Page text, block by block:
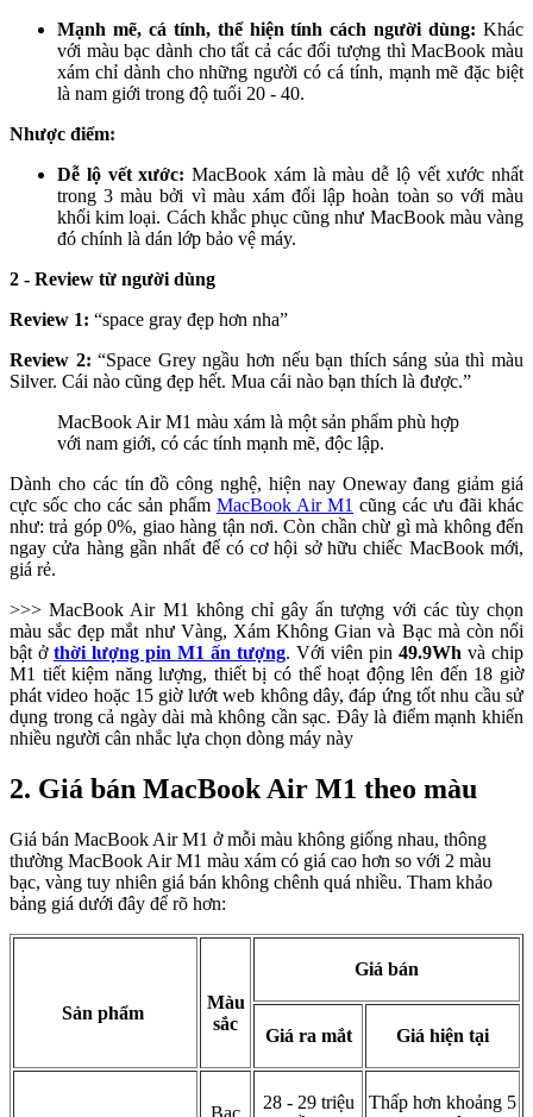
Mạnh mẽ, cá tính, thể hiện tính cách người dùng: Khác
với màu bạc dành cho tất cả các đối tượng thì MacBook màu
xám chỉ dành cho những người có cá tính, mạnh mẽ đặc biệt
là nam giới trong độ tuổi 20 - 40.
Nhược điểm:
Dễ lộ vết xước: MacBook xám là màu dễ lộ vết xước nhất
trong 3 màu bởi vì màu xám đối lập hoàn toàn so với màu
khối kim loại. Cách khắc phục cũng như MacBook màu vàng
đó chính là dán lớp bảo vệ máy.
2 - Review từ người dùng
Review 1: “space gray đẹp hơn nha”
Review 2: “Space Grey ngầu hơn nếu bạn thích sáng sủa thì màu
Silver. Cái nào cũng đẹp hết. Mua cái nào bạn thích là được.”
MacBook Air M1 màu xám là một sản phẩm phù hợp
với nam giới, có các tính mạnh mẽ, độc lập.
Dành cho các tín đồ công nghệ, hiện nay Oneway đang giảm giá
cực sốc cho các sản phẩm MacBook Air M1 cũng các ưu đãi khác
như: trả góp 0%, giao hàng tận nơi. Còn chần chừ gì mà không đến
ngay cửa hàng gần nhất để có cơ hội sở hữu chiếc MacBook mới,
giá rẻ.
>>> MacBook Air M1 không chỉ gây ấn tượng với các tùy chọn
màu sắc đẹp mắt như Vàng, Xám Không Gian và Bạc mà còn nổi
bật ở thời lượng pin M1 ấn tượng. Với viên pin 49.9Wh và chip
M1 tiết kiệm năng lượng, thiết bị có thể hoạt động lên đến 18 giờ
phát video hoặc 15 giờ lướt web không dây, đáp ứng tốt nhu cầu sử
dụng trong cả ngày dài mà không cần sạc. Đây là điểm mạnh khiến
nhiều người cân nhắc lựa chọn dòng máy này
2. Giá bán MacBook Air M1 theo màu
Giá bán MacBook Air M1 ở mỗi màu không giống nhau, thông
thường MacBook Air M1 màu xám có giá cao hơn so với 2 màu
bạc, vàng tuy nhiên giá bán không chênh quá nhiều. Tham khảo
bảng giá dưới đây để rõ hơn:
Sản phẩm
Màu
sắc
Giá bán
Giá ra mắt Giá hiện tại
Bạc
28 - 29 triệu
Thấp hơn khoảng 5